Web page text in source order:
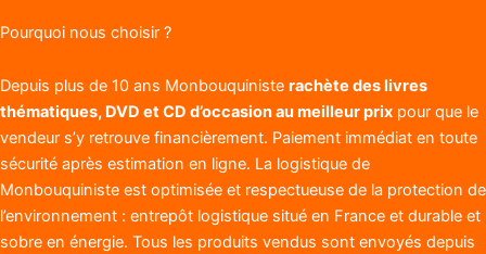
Pourquoi nous choisir ?
Depuis plus de 10 ans Monbouquiniste rachète des livres
thématiques, DVD et CD d’occasion au meilleur prix pour que le
vendeur s’y retrouve financièrement. Paiement immédiat en toute
sécurité après estimation en ligne. La logistique de
Monbouquiniste est optimisée et respectueuse de la protection de
l’environnement : entrepôt logistique situé en France et durable et
sobre en énergie. Tous les produits vendus sont envoyés depuis